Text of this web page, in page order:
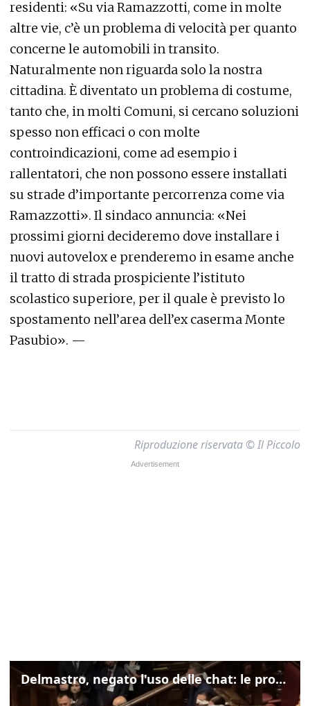
residenti: «Su via Ramazzotti, come in molte
altre vie, c’è un problema di velocità per quanto
concerne le automobili in transito.
Naturalmente non riguarda solo la nostra
cittadina. È diventato un problema di costume,
tanto che, in molti Comuni, si cercano soluzioni
spesso non efficaci o con molte
controindicazioni, come ad esempio i
rallentatori, che non possono essere installati
su strade d’importante percorrenza come via
Ramazzotti». Il sindaco annuncia: «Nei
prossimi giorni decideremo dove installare i
nuovi autovelox e prenderemo in esame anche
il tratto di strada prospiciente l’istituto
scolastico superiore, per il quale è previsto lo
spostamento nell’area dell’ex caserma Monte
Pasubio». —
Riproduzione riservata © Il Piccolo
Delmastro, negato l'uso delle chat: le proteste di Avs e M5s